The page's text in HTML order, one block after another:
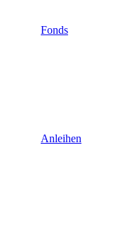
Fonds
Anleihen